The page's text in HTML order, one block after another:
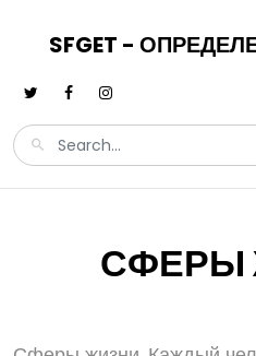
SFGET -
СФЕРЫ